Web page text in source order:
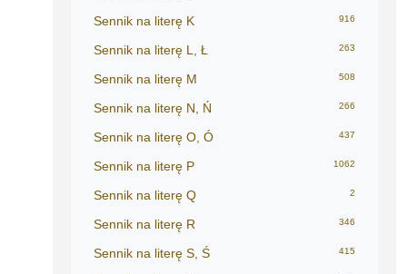
Sennik na literę K 916
Sennik na literę L, Ł 263
Sennik na literę M 508
Sennik na literę N, Ń 266
Sennik na literę O, Ó 437
Sennik na literę P 1062
Sennik na literę Q 2
Sennik na literę R 346
Sennik na literę S, Ś 415